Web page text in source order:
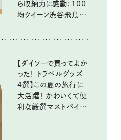
ら収納力に感動：100
均クイーン渋谷飛鳥の
【ダイソーで買ってよか
った！ トラベルグッズ
4選】この夏の旅行に
大活躍！ かわいくて便
利な厳選マストバイア